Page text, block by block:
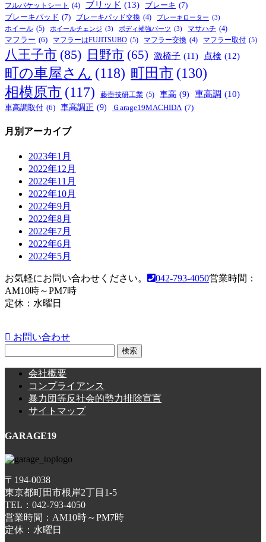
フルバケットシート (4) ブリッド (13) ブレーキ (7)
ブレーキパッド (7) ブレーキパッド交換 (4) ブレーキローター (3)
ホイール (5) ホイールチェンジ (3) ボディ補強パーツ (3) マサハチ (4)
マフラー (6) マフラーはFUJITSUBO (5) マフラー交換 (4) マフラー取付 (5)
八王子市 (85) 日野市 (65) 激椅子 (11) 点検 (12)
町の車屋さん (118) 町田市 (130)
相模原市 (117) 藤壺技研工業 (5) 車高 (9) 車高調 (10)
車高調取付 (6) 車高調正 (9) Ｇarage19MACHIDA (7)
月別アーカイブ
2023年1月
2022年12月
2022年11月
2022年10月
2022年9月
2022年8月
2022年7月
2022年6月
2022年5月
お気軽にお問い合わせください。 042-793-4050営業時間：
AM10時～PM7時
定休：水曜日
お問い合わせ
会社概要
コンプライアンス
暴力団等反社会的勢力排除宣言
サイトマップ
GARAGE19
〒194-0038
東京都町田市根岸2丁目1-5
TEL：042-793-4050
営業時間：AM10時～PM7時
定休：水曜日